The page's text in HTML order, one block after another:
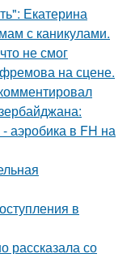
Екатерина
с каникулами.
не смог
на сцене.
аэробика в FH на
в
рассказала со